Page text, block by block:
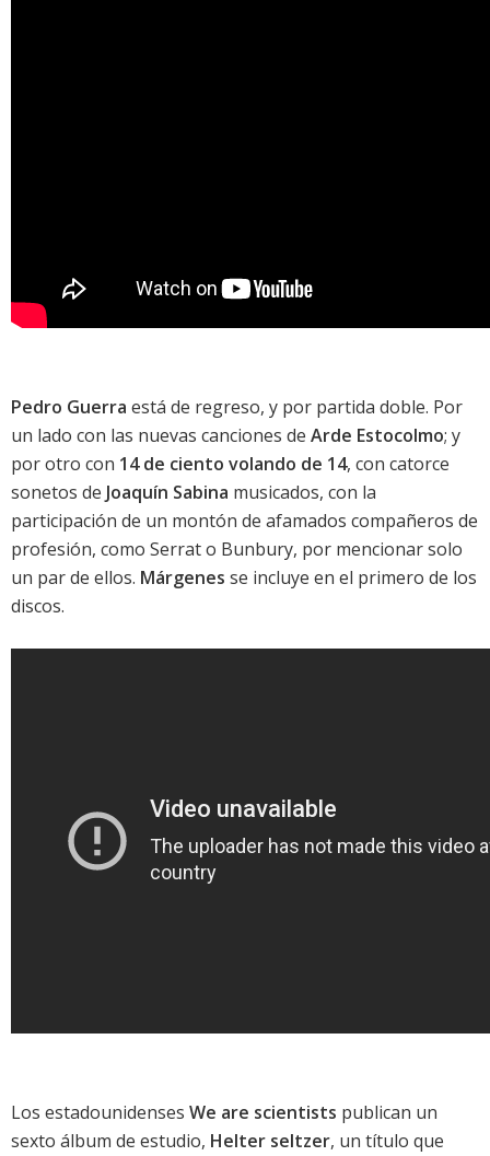
Pedro Guerra está de regreso, y por partida doble. Por
un lado con las nuevas canciones de Arde Estocolmo; y
por otro con 14 de ciento volando de 14, con catorce
sonetos de Joaquín Sabina musicados, con la
participación de un montón de afamados compañeros de
profesión, como Serrato Bunbury, por mencionar solo
un par de ellos. Márgenes se incluye en el primero de los
discos.
Los estadounidenses We are scientists publican un
sexto álbum de estudio, Helter seltzer, un título que